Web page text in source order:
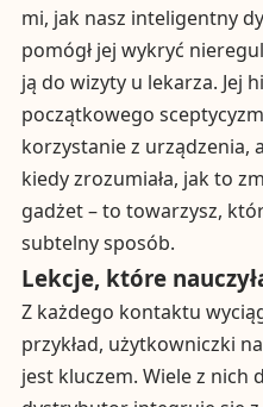
mi, jak nasz inteligentny
pomógł jej wykryć
ją do wizyty u lekarza. Jej
początkowego
korzystanie z urządzenia,
kiedy zrozumiała, jak to
gadżet – to towarzysz,
subtelny sposób.
Lekcje, które
Z każdego kontaktu
przykład, użytkowniczki
jest kluczem. Wiele z nich